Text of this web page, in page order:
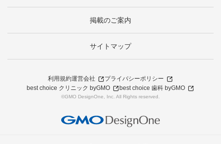
掲載のご案内
サイトマップ
利用規約運営会社
プライバシーポリシー
best choice クリニック byGMO
best choice 歯科 byGMO
©GMO DesignOne, Inc. All Rights reserved.